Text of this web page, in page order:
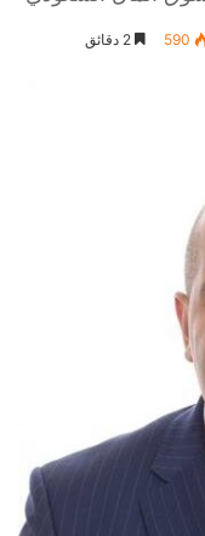
590